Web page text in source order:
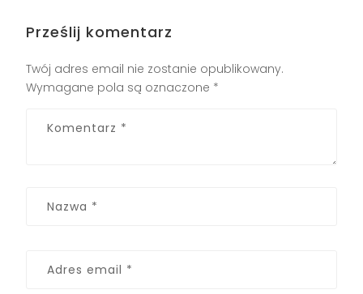
Prześlij komentarz
Twój adres email nie zostanie opublikowany.
Wymagane pola są oznaczone *